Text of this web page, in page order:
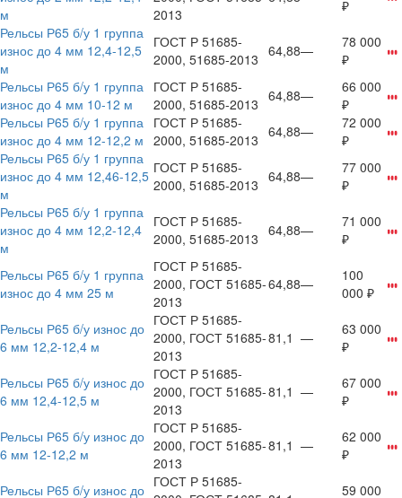
м
2013
₽
Рельсы Р65 б/у 1 группа
износ до 4 мм 12,4-12,5
м
ГОСТ Р 51685-
2000, 51685-2013 64,88—
78 000
₽
Рельсы Р65 б/у 1 группа
износ до 4 мм 10-12 м
ГОСТ Р 51685-
2000, 51685-2013 64,88—
66 000
₽
Рельсы Р65 б/у 1 группа
износ до 4 мм 12-12,2 м
ГОСТ Р 51685-
2000, 51685-2013 64,88—
72 000
₽
Рельсы Р65 б/у 1 группа
износ до 4 мм 12,46-12,5
м
ГОСТ Р 51685-
2000, 51685-2013 64,88—
77 000
₽
Рельсы Р65 б/у 1 группа
износ до 4 мм 12,2-12,4
м
ГОСТ Р 51685-
2000, 51685-2013 64,88—
71 000
₽
Рельсы Р65 б/у 1 группа
износ до 4 мм 25 м
ГОСТ Р 51685-
2000, ГОСТ 51685-
2013
64,88—
100
000 ₽
Рельсы Р65 б/у износ до
6 мм 12,2-12,4 м
ГОСТ Р 51685-
2000, ГОСТ 51685-
2013
81,1 —
63 000
₽
Рельсы Р65 б/у износ до
6 мм 12,4-12,5 м
ГОСТ Р 51685-
2000, ГОСТ 51685-
2013
81,1 —
67 000
₽
Рельсы Р65 б/у износ до
6 мм 12-12,2 м
ГОСТ Р 51685-
2000, ГОСТ 51685-
2013
81,1 —
62 000
₽
Рельсы Р65 б/у износ до ГОСТ Р 51685-
59 000